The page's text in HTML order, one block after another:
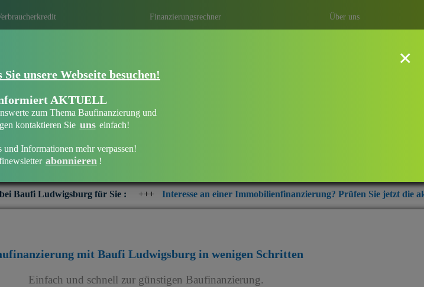
Finanzierungsrechner Über uns
finanzieren mit Baufi Ludwigsburg
Sie Ihr Haus oder Ihre Wohnung mit Baufi Ludwigsburg – ihrem
Finanzierungsberater aus der Region Ludwigsburg.
für Sie : +++ Interesse an einer Immobilienfinanzierung? Prüfen Sie jetzt die aktuellen
×
unsere Webseite besuchen!
AKTUELL
zum Thema Baufinanzierung und
kontaktieren Sie uns einfach!
Informationen mehr verpassen!
abonnieren !
mit Baufi Ludwigsburgin wenigen Schritten
Einfach und schnell zur günstigen Baufinanzierung.